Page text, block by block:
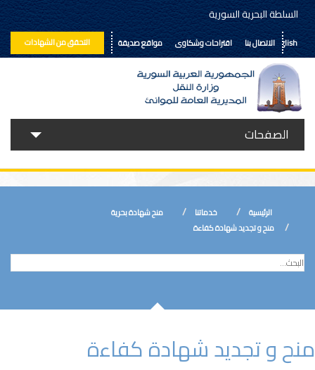
السلطة البحرية السورية
التحقق من الشهادات الاتصال بنا اقتراحات وشكاوى مواقع صديقة English
الصفحات
حولنا
الأخبار
إعلانات ومناقصات
الرئيسية خدماتنا
منح شهادة بحرية
منح و تجديد شهادة كفاءة
منح و تجديد شهادة كفاءة